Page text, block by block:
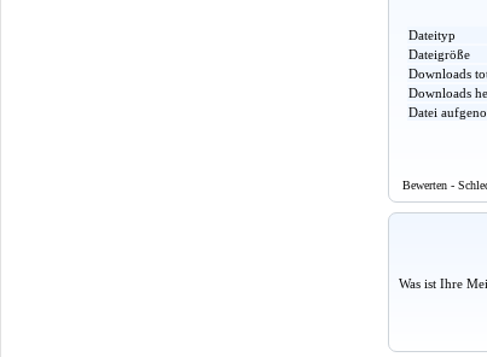
Dateityp
Dateigröße
Downloads
Downloads
Datei
Bewerten -
Was ist Ihre